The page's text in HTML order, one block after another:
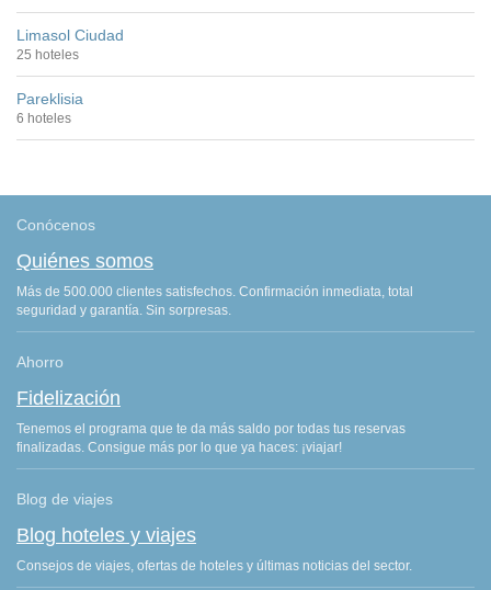
Limasol Ciudad
25 hoteles
Pareklisia
6 hoteles
Conócenos
Quiénes somos
Más de 500.000 clientes satisfechos. Confirmación inmediata, total
seguridad y garantía. Sin sorpresas.
Ahorro
Fidelización
Tenemos el programa que te da más saldo por todas tus reservas
finalizadas. Consigue más por lo que ya haces: ¡viajar!
Blog de viajes
Blog hoteles y viajes
Consejos de viajes, ofertas de hoteles y últimas noticias del sector.